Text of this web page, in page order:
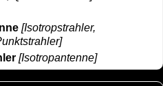
[Isotropstrahler,
[Isotropantenne]